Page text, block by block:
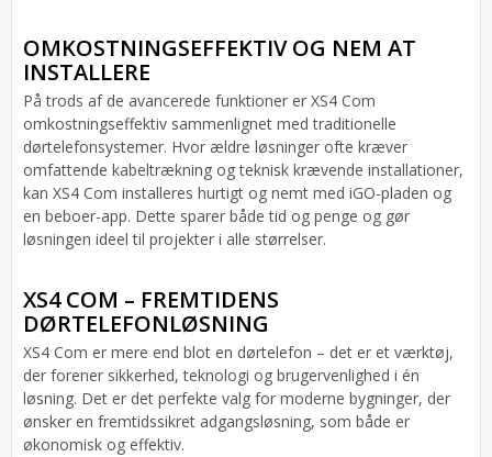
OMKOSTNINGSEFFEKTIV OG NEM AT
INSTALLERE
På trods af de avancerede funktioner er XS4 Com
omkostningseffektiv sammenlignet med traditionelle
dørtelefonsystemer. Hvor ældre løsninger ofte kræver
omfattende kabeltrækning og teknisk krævende installationer,
kan XS4 Com installeres hurtigt og nemt med iGO-pladen og
en beboer-app. Dette sparer både tid og penge og gør
løsningen ideel til projekter i alle størrelser.
XS4 COM – FREMTIDENS
DØRTELEFONLØSNING
XS4 Com er mere end blot en dørtelefon – det er et værktøj,
der forener sikkerhed, teknologi og brugervenlighed i én
løsning. Det er det perfekte valg for moderne bygninger, der
ønsker en fremtidssikret adgangsløsning, som både er
økonomisk og effektiv.